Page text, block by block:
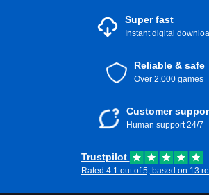
Super fast
Instant digital
Reliable & safe
Over 2.000 games
Customer
Human support 24/7
Trustpilot
Rated 4.1 out of 5, based on 13